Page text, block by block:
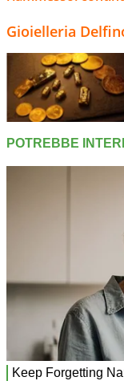
Gioielleria